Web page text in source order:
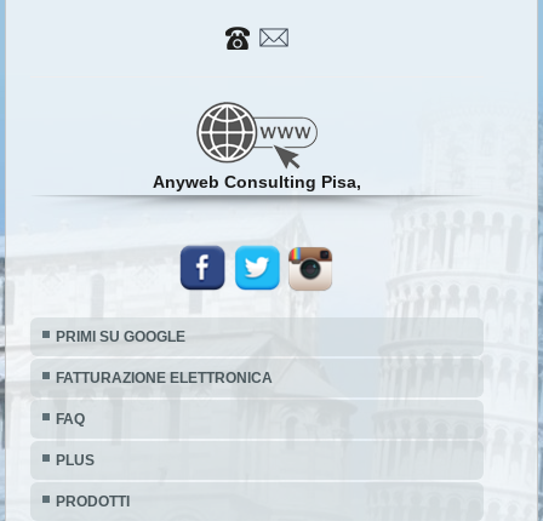
Anyweb Consulting Pisa,
PRIMI SU GOOGLE
FATTURAZIONE ELETTRONICA
FAQ
PLUS
PRODOTTI